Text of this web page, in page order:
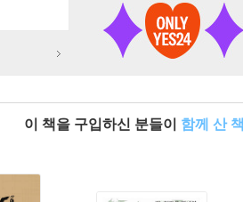
이 책을 구입하신 분들이 함께 산 책